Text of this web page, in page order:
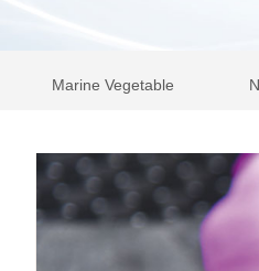
Marine Vegetable